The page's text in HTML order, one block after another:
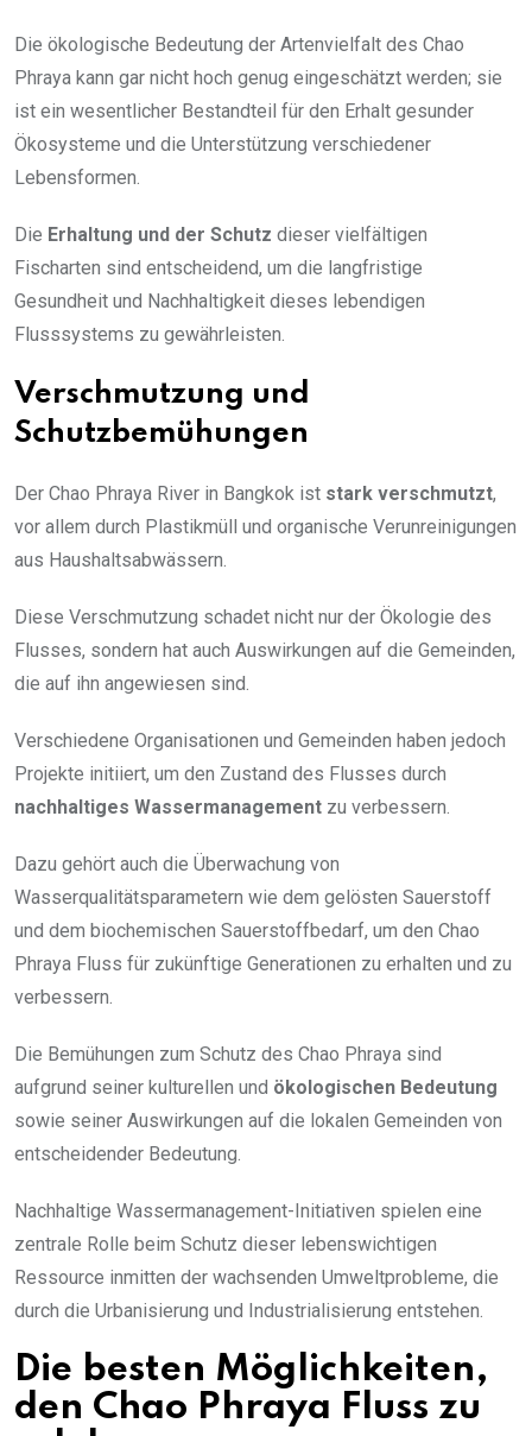
Die ökologische Bedeutung der Artenvielfalt des Chao
Phraya kann gar nicht hoch genug eingeschätzt werden; sie
ist ein wesentlicher Bestandteil für den Erhalt gesunder
Ökosysteme und die Unterstützung verschiedener
Lebensformen.
Die Erhaltung und der Schutz dieser vielfältigen
Fischarten sind entscheidend, um die langfristige
Gesundheit und Nachhaltigkeit dieses lebendigen
Flusssystems zu gewährleisten.
Verschmutzung und
Schutzbemühungen
Der Chao Phraya River in Bangkok ist stark verschmutzt,
vor allem durch Plastikmüll und organische Verunreinigungen
aus Haushaltsabwässern.
Diese Verschmutzung schadet nicht nur der Ökologie des
Flusses, sondern hat auch Auswirkungen auf die Gemeinden,
die auf ihn angewiesen sind.
Verschiedene Organisationen und Gemeinden haben jedoch
Projekte initiiert, um den Zustand des Flusses durch
nachhaltiges Wassermanagement zu verbessern.
Dazu gehört auch die Überwachung von
Wasserqualitätsparametern wie dem gelösten Sauerstoff
und dem biochemischen Sauerstoffbedarf, um den Chao
Phraya Fluss für zukünftige Generationen zu erhalten und zu
verbessern.
Die Bemühungen zum Schutz des Chao Phraya sind
aufgrund seiner kulturellen und ökologischen Bedeutung
sowie seiner Auswirkungen auf die lokalen Gemeinden von
entscheidender Bedeutung.
Nachhaltige Wassermanagement-Initiativen spielen eine
zentrale Rolle beim Schutz dieser lebenswichtigen
Ressource inmitten der wachsenden Umweltprobleme, die
durch die Urbanisierung und Industrialisierung entstehen.
Die besten Möglichkeiten,
den Chao Phraya Fluss zu